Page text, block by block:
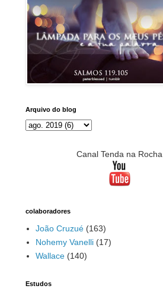
Arquivo do blog
Canal Tenda na Rocha
colaboradores
João Cruzué (163)
Nohemy Vanelli (17)
Wallace (140)
Estudos